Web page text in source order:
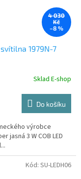
4 030
Kč
–8 %
1979N-7
Sklad E-shop
Do košíku
výrobce
jasná 3 W COB LED
Kód: SU-LEDH06